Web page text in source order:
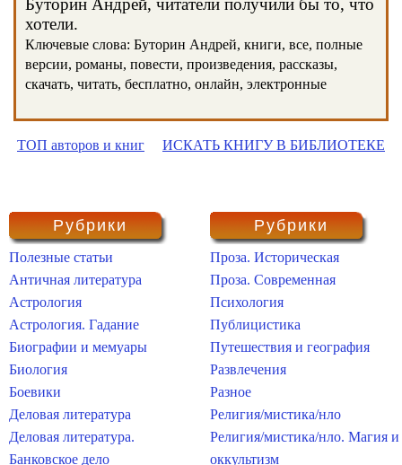
Буторин Андрей, читатели получили бы то, что
хотели.
Ключевые слова: Буторин Андрей, книги, все, полные
версии, романы, повести, произведения, рассказы,
скачать, читать, бесплатно, онлайн, электронные
ТОП авторов и книг ИСКАТЬ КНИГУ В БИБЛИОТЕКЕ
Рубрики
Полезные статьи
Античная литература
Астрология
Астрология. Гадание
Биографии и мемуары
Биология
Боевики
Деловая литература
Деловая литература.
Банковское дело
Рубрики
Проза. Историческая
Проза. Современная
Психология
Публицистика
Путешествия и география
Развлечения
Разное
Религия/мистика/нло
Религия/мистика/нло. Магия и
оккультизм